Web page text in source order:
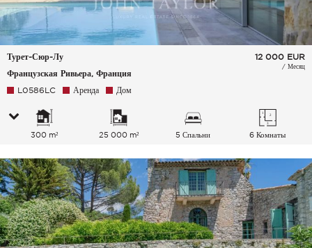
Турет-Сюр-Лу
Французская Ривьера, Франция
12 000 EUR
/ Месяц
L0586LC Аренда Дом
300 m² 25 000 m² 5 Спальни 6 Комнаты